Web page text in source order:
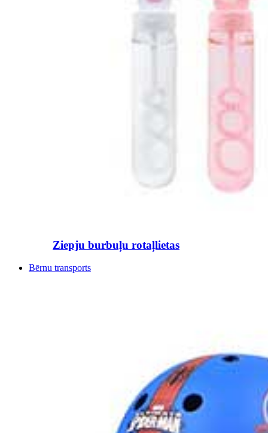
Ziepju burbuļu rotaļlietas
Bērnu transports